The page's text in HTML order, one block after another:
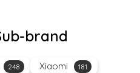
brand
248 Xiaomi 181